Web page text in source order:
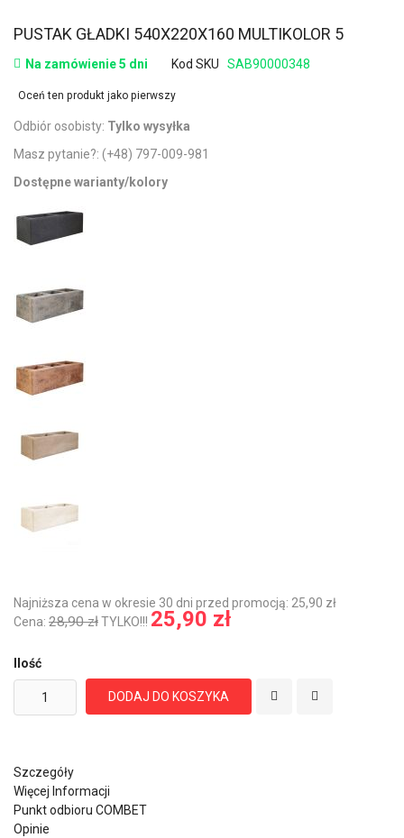
PUSTAK GŁADKI 540X220X160 MULTIKOLOR 5
Na zamówienie 5 dni Kod SKU SAB90000348
Oceń ten produkt jako pierwszy
Odbiór osobisty: Tylko wysyłka
Masz pytanie?: (+48) 797-009-981
Dostępne warianty/kolory
Najniższa cena w okresie 30 dni przed promocją: 25,90 zł
Cena: 28,90 złTYLKO!!! 25,90 zł
Ilość
DODAJ DO KOSZYKA
Szczegóły
Więcej Informacji
Punkt odbioru COMBET
Opinie